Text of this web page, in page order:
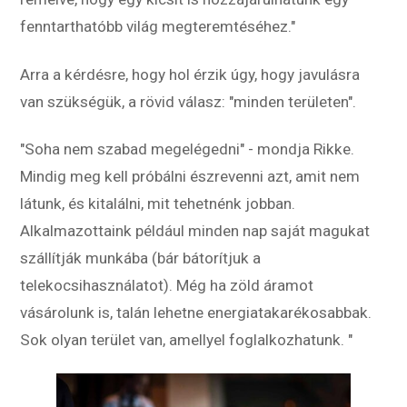
fenntarthatóbb világ megteremtéséhez."
Arra a kérdésre, hogy hol érzik úgy, hogy javulásra
van szükségük, a rövid válasz: "minden területen".
"Soha nem szabad megelégedni" - mondja Rikke.
Mindig meg kell próbálni észrevenni azt, amit nem
látunk, és kitalálni, mit tehetnénk jobban.
Alkalmazottaink például minden nap saját magukat
szállítják munkába (bár bátorítjuk a
telekocsihasználatot). Még ha zöld áramot
vásárolunk is, talán lehetne energiatakarékosabbak.
Sok olyan terület van, amellyel foglalkozhatunk. "